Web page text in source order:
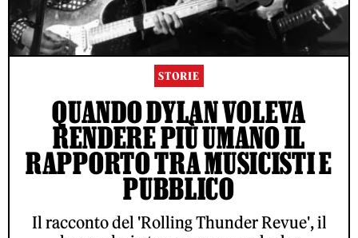
STORIE
QUANDO DYLAN VOLEVA
RENDERE PIÙ UMANO IL
RAPPORTO TRA MUSICISTI E
PUBBLICO
Il racconto del 'Rolling Thunder Revue', il